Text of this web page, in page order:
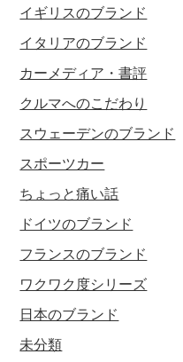
イギリスのブランド
イタリアのブランド
カーメディア・書評
クルマへのこだわり
スウェーデンのブランド
スポーツカー
ちょっと痛い話
ドイツのブランド
フランスのブランド
ワクワク度シリーズ
日本のブランド
未分類